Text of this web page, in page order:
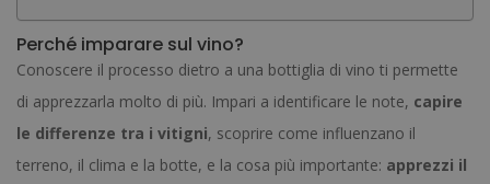
Perché imparare sul vino?
Conoscere il processo dietro a una bottiglia di vino ti permette
di apprezzarla molto di più. Impari a identificare le note, capire
le differenze tra i vitigni, scoprire come influenzano il
terreno, il clima e la botte, e la cosa più importante: apprezzi il